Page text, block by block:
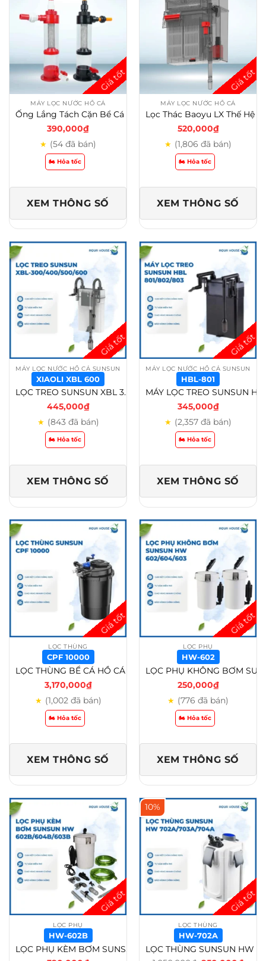
MÁY LỌC NƯỚC HỒ CÁ
390,000₫
★ (54 đã bán)
🏍️ Hỏa tốc
XEM THÔNG SỐ
MÁY LỌC NƯỚC HỒ CÁ
520,000₫
★ (1,806 đã bán)
🏍️ Hỏa tốc
XEM THÔNG SỐ
MÁY LỌC NƯỚC HỒ CÁ SUNSUN
XIAOLI XBL 600
LỌC TREO SUNSUN XBL 300/XBL 400/XBL 500/XBL 600 – Xiaoli XBL 600
445,000₫
★ (843 đã bán)
🏍️ Hỏa tốc
XEM THÔNG SỐ
MÁY LỌC NƯỚC HỒ CÁ SUNSUN
HBL-801
345,000₫
★ (2,357 đã bán)
🏍️ Hỏa tốc
XEM THÔNG SỐ
LỌC THÙNG
CPF 10000
3,170,000₫
★ (1,002 đã bán)
🏍️ Hỏa tốc
XEM THÔNG SỐ
LỌC PHỤ
HW-602
250,000₫
★ (776 đã bán)
🏍️ Hỏa tốc
XEM THÔNG SỐ
LỌC PHỤ
HW-602B
LỌC PHỤ KÈM BƠM SUNSUN HW 602B/HW 604B/HW 603B – HW-602B
10%
LỌC THÙNG
HW-702A